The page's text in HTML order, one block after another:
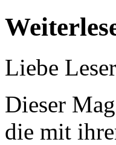
Liebe
Dieser
die mit